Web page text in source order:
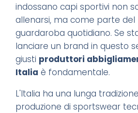
indossano capi sportivi non
allenarsi, ma come parte del
guardaroba quotidiano. Se
lanciare un brand in questo
giusti produttori
Italia è fondamentale.
L'Italia ha una lunga
produzione di sportswear